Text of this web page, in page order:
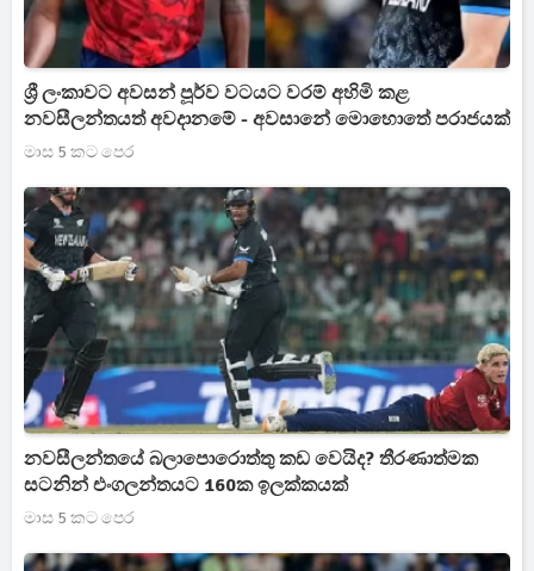
ශ්‍රී ලංකාවට අවසන් පූර්ව වටයට වරම් අහිමි කළ
නවසීලන්තයත් අවදානමේ - අවසානේ මොහොතේ පරාජයක්
මාස 5 කට පෙර
නවසීලන්තයේ බලාපොරොත්තු කඩ වෙයිද? තීරණාත්මක
සටනින් එංගලන්තයට 160ක ඉලක්කයක්
මාස 5 කට පෙර